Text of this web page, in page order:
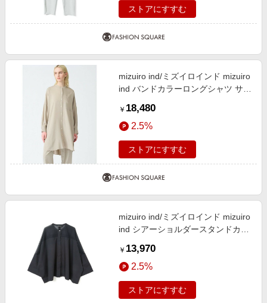
生活・お役立ち
金融・マネー・保険
ビジネス・その他サービス
Qoo10メガポ
Samsung ボーナスキャンペーン
週末の高還元 夏の長期版
ストアにすすむ
mizuiro ind/ミズイロインド mizuiro
ind バンドカラーロングシャツ サン
￥ 18,480
2.5%
ストアにすすむ
mizuiro ind/ミズイロインド mizuiro
ind シアーショルダースタンドカラ
FREE
￥ 13,970
2.5%
ストアにすすむ